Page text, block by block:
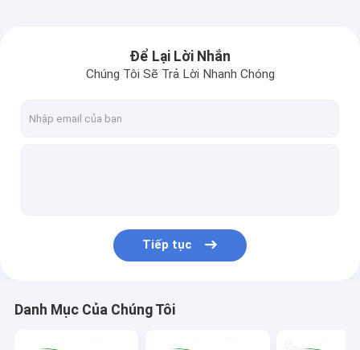
Để Lại Lời Nhắn
Chúng Tôi Sẽ Trả Lời Nhanh Chóng
Tiếp tục
Danh Mục Của Chúng Tôi